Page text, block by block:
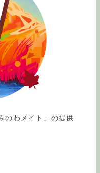
のわメイト」の提供